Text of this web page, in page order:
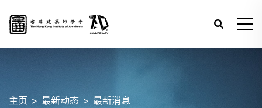
主页 最新动态 最新消息